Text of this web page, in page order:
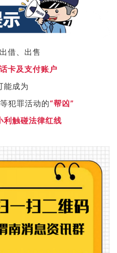
借、出售
卡及支付账户
能成为
犯罪活动的“帮凶”
利触碰法律红线